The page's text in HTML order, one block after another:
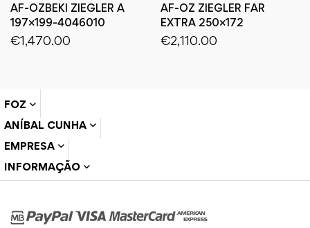
AF-OZBEKI ZIEGLER A
197×199-4046010
€1,470.00
AF-OZ ZIEGLER FAR
EXTRA 250×172
€2,110.00
FOZ
ANÍBAL CUNHA
EMPRESA
INFORMAÇÃO